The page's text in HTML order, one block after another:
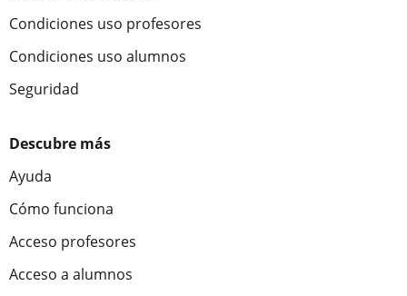
Condiciones uso profesores
Condiciones uso alumnos
Seguridad
Descubre más
Ayuda
Cómo funciona
Acceso profesores
Acceso a alumnos